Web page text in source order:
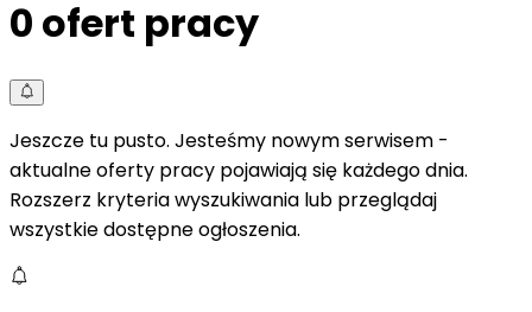
0 ofert pracy
Jeszcze tu pusto. Jesteśmy nowym serwisem -
aktualne oferty pracy pojawiają się każdego dnia.
Rozszerz kryteria wyszukiwania lub przeglądaj
wszystkie dostępne ogłoszenia.